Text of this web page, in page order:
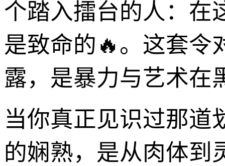
个踏入擂台的人：在
是致命的🔥。这套令
露，是暴力与艺术在
当你真正见识过那道
的娴熟，是从肉体到